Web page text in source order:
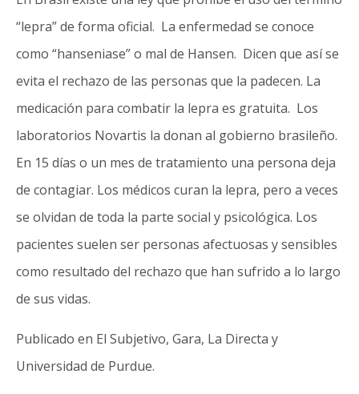
“lepra” de forma oficial. La enfermedad se conoce
como “hanseniase” o mal de Hansen. Dicen que así se
evita el rechazo de las personas que la padecen. La
medicación para combatir la lepra es gratuita. Los
laboratorios Novartis la donan al gobierno brasileño.
En 15 días o un mes de tratamiento una persona deja
de contagiar. Los médicos curan la lepra, pero a veces
se olvidan de toda la parte social y psicológica. Los
pacientes suelen ser personas afectuosas y sensibles
como resultado del rechazo que han sufrido a lo largo
de sus vidas.
Publicado en El Subjetivo, Gara, La Directa y
Universidad de Purdue.